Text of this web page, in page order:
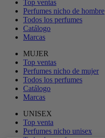
Top ventas
Perfumes nicho de hombre
Todos los perfumes
Catálogo
Marcas
MUJER
Top ventas
Perfumes nicho de mujer
Todos los perfumes
Catálogo
Marcas
UNISEX
Top venta
Perfumes nicho unisex